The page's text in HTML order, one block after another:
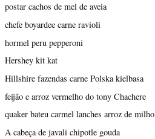
postar cachos de mel de aveia
chefe boyardee carne ravioli
hormel peru pepperoni
Hershey kit kat
Hillshire fazendas carne Polska kielbasa
feijão e arroz vermelho do tony Chachere
quaker bateu carmel lanches arroz de milho
A cabeça de javali chipotle gouda